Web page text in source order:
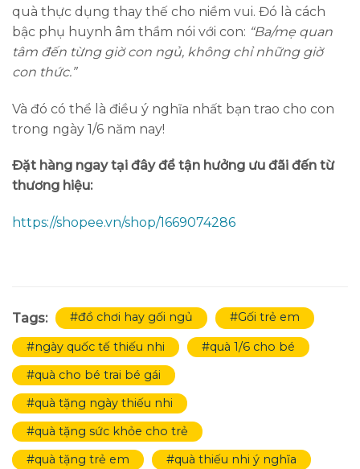
quà thực dụng thay thế cho niềm vui. Đó là cách
bậc phụ huynh âm thầm nói với con: “Ba/mẹ quan
tâm đến từng giờ con ngủ, không chỉ những giờ
con thức.”
Và đó có thể là điều ý nghĩa nhất bạn trao cho con
trong ngày 1/6 năm nay!
Đặt hàng ngay tại đây để tận hưởng ưu đãi đến từ
thương hiệu:
https://shopee.vn/shop/1669074286
Tags: #đồ chơi hay gối ngủ #Gối trẻ em
#ngày quốc tế thiếu nhi
#quà 1/6 cho bé
#quà cho bé trai bé gái
#quà tặng ngày thiếu nhi
#quà tặng sức khỏe cho trẻ
#quà tặng trẻ em
#quà thiếu nhi ý nghĩa